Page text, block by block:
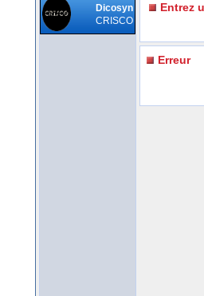
Dicosyn
CRISCO
Entrez
Erreur